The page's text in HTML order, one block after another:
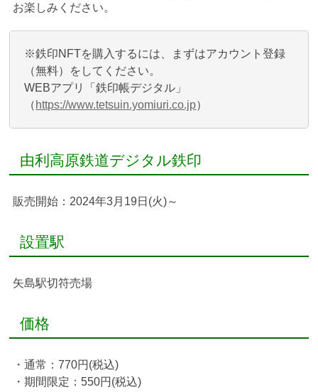
お楽しみください。
※鉄印NFTを購入するには、まずはアカウント登録
（無料）をしてください。
WEBアプリ「鉄印帳デジタル」
（ https://www.tetsuin.yomiuri.co.jp）
由利高原鉄道デジタル鉄印
販売開始：2024年3月19日(火)～
設置駅
矢島駅切符売場
価格
・通常：770円(税込)
・期間限定：550円(税込)